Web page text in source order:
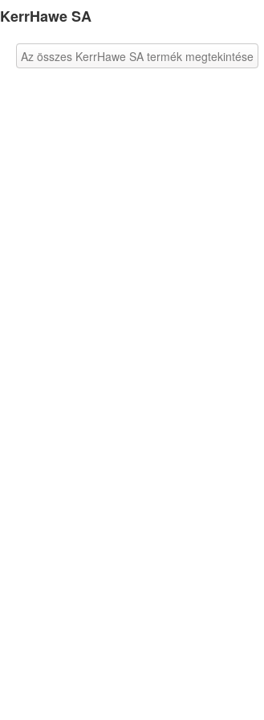
KerrHawe SA
Az összes KerrHawe SA termék megtekintése